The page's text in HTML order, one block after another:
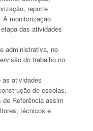
reporte
A monitorização
das atividades
administrativa, no
do trabalho no
as atividades
de escolas.
de Referência assim
técnicos e